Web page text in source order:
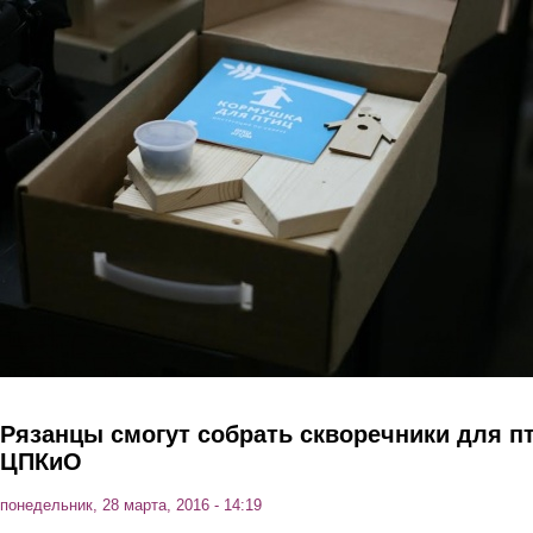
Перейти к основному содержанию
Рязанцы смогут собрать скворечники для
ЦПКиО
понедельник, 28 марта, 2016 - 14:19